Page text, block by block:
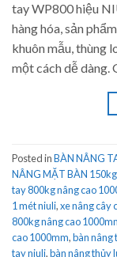
tay WP800 hiệu
hàng hóa, sản
khuôn mẫu, thùng
một cách dễ dàng.
Posted inBÀN NÂNG
NÂNG MẶT BÀN
tay 800kg nâng cao
1 mét niuli,xe nâng cây
800kg nâng cao
cao 1000mm,bàn nâng
tay niuli,bàn nâng thủy